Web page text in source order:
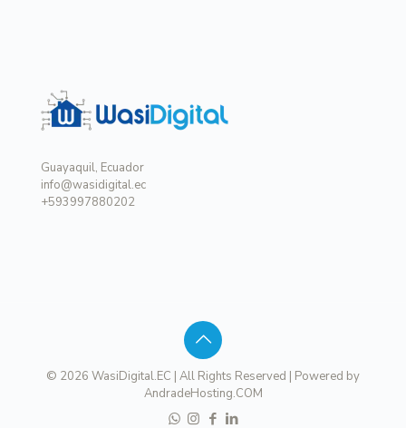
Guayaquil, Ecuador
info@wasidigital.ec
+593997880202
© 2026 WasiDigital.EC | All Rights Reserved | Powered by
AndradeHosting.COM